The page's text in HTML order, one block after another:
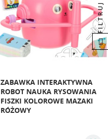
ZABAWKA INTERAKTYWNA
ROBOT NAUKA RYSOWANIA
FISZKI KOLOROWE MAZAKI
RÓŻOWY
FILTRUJ